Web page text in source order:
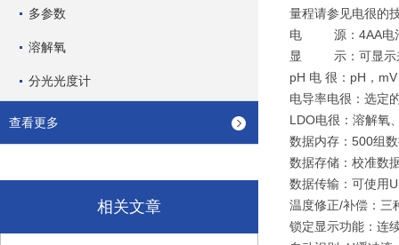
多参数
溶解氧
分光光度计
查看更多
相关文章
量程请参见电很的
电 源：4AA电池
显 示：可显示来
pH 电 很：pH，
电导率电很：选定
LDO电很：溶解氧
数据内存：500组
数据存储：校准数
数据传输：可使用
温度修正/补偿：三
锁定显示功能：连